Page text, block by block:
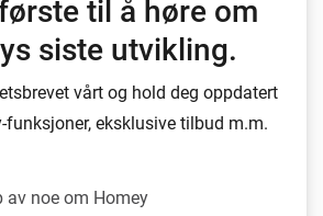
til å høre om
siste utvikling.
vårt og hold deg oppdatert
funksjoner, eksklusive tilbud m.m.
av noe om Homey